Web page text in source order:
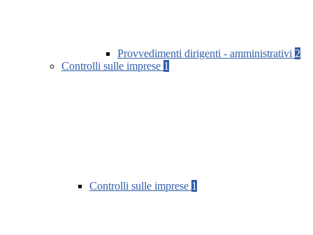
Provvedimenti dirigenti - amministrativi 2
Controlli sulle imprese 1
Controlli sulle imprese 1